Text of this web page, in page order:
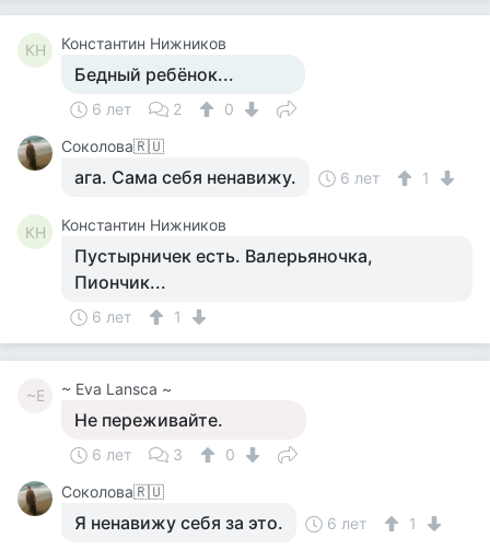
КН Константин Нижников
Бедный ребёнок...
6 лет 2
0
Соколова🇷🇺
ага. Сама себя ненавижу. 6 лет 1
КН Константин Нижников
Пустырничек есть. Валерьяночка,
Пиончик...
6 лет 1
~E ~ Eva Lansca ~
Не переживайте.
6 лет 3
0
Соколова🇷🇺
Я ненавижу себя за это. 6 лет 1